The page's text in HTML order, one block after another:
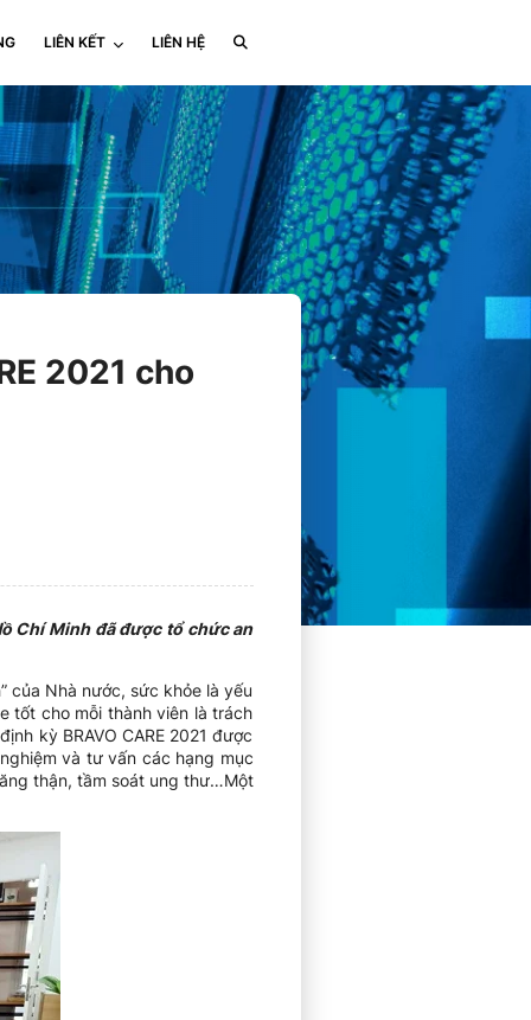
LIÊN KẾT LIÊN HỆ
2021 cho
Chí Minh đã được tổ chức an
của Nhà nước, sức khỏe là yếu
tốt cho mỗi thành viên là trách
kỳ BRAVO CARE 2021 được
và tư vấn các hạng mục
thận, tầm soát ung thư…Một